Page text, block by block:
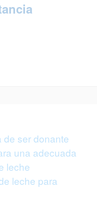
de ser donante
una adecuada
leche
leche para